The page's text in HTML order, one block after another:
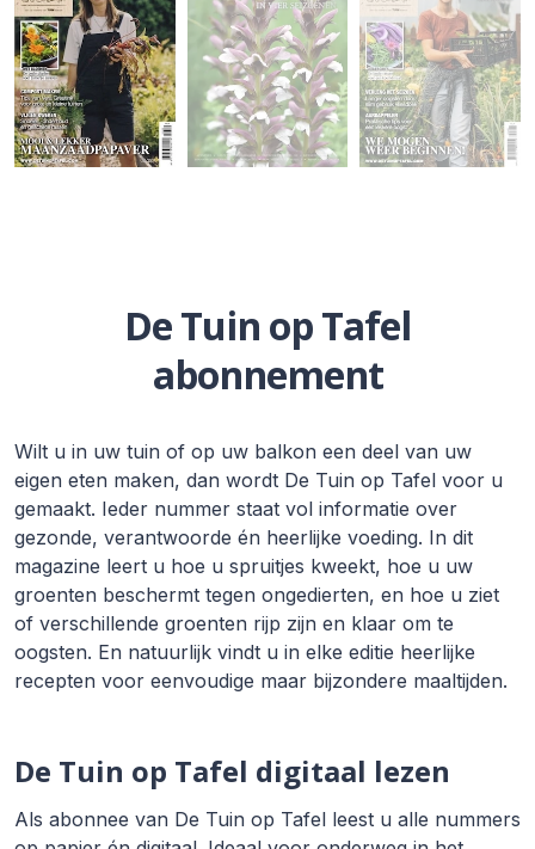
De Tuin op Tafel
abonnement
Wilt u in uw tuin of op uw balkon een deel van uw
eigen eten maken, dan wordt De Tuin op Tafel voor u
gemaakt. Ieder nummer staat vol informatie over
gezonde, verantwoorde én heerlijke voeding. In dit
magazine leert u hoe u spruitjes kweekt, hoe u uw
groenten beschermt tegen ongedierten, en hoe u ziet
of verschillende groenten rijp zijn en klaar om te
oogsten. En natuurlijk vindt u in elke editie heerlijke
recepten voor eenvoudige maar bijzondere maaltijden.
De Tuin op Tafel digitaal lezen
Als abonnee van De Tuin op Tafel leest u alle nummers